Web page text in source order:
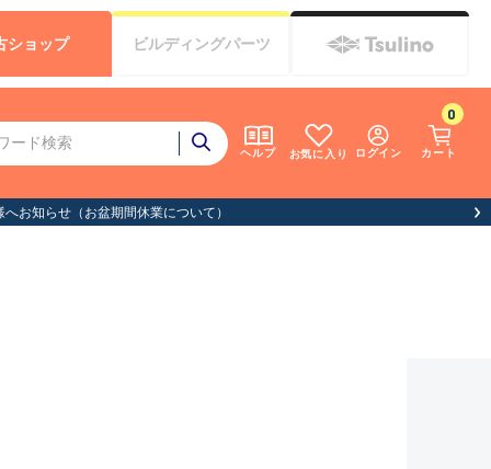
ヘルプ お気に入り ログイン カート
0
ショップ ビルディングパーツ